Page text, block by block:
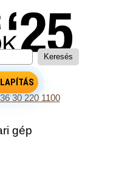
30 220 1100
gép